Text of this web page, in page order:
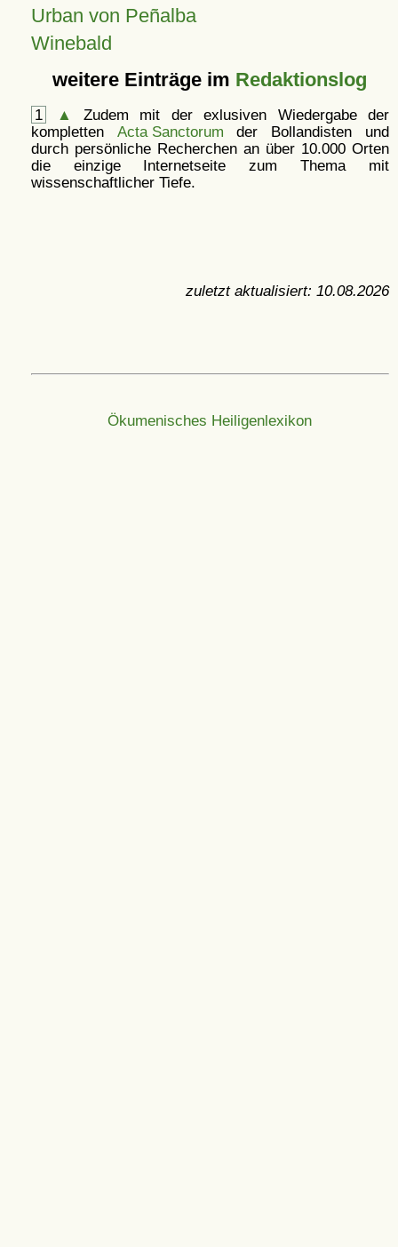
Urban von Peñalba
Winebald
weitere Einträge im Redaktionslog
1 ▲
Zudem mit der exlusiven Wiedergabe der
kompletten Acta Sanctorum der Bollandisten und
durch persönliche Recherchen an über 10.000 Orten
die einzige Internetseite zum Thema mit
wissenschaftlicher Tiefe.
zuletzt aktualisiert: 10.08.2026
Ökumenisches Heiligenlexikon